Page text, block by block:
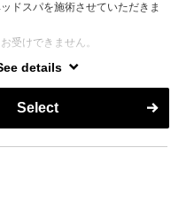
ことが大好きで、食べログ百名
探しては、巡っています♪
で、お休みの日はスーパー銭湯
ったり、
fiixでドラマや映画、アニメなど
う(*^-^*)
ドスパを施術させていただきま
受けできません。
前産後休暇より復帰いたしまし
の勤務とはなりますが、皆さま
ただけるよう
details
Select